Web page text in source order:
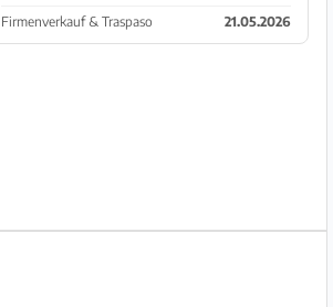
Hotelgewerbes:
Geschäftsübernahme für den
Firmenverkauf & Traspaso 21.05.2026